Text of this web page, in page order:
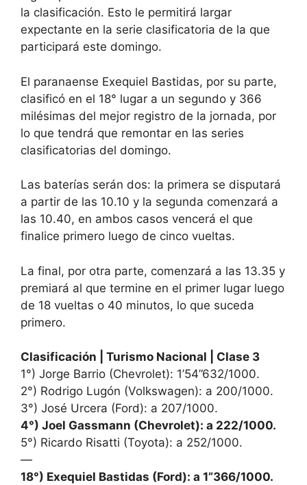
la clasificación. Esto le permitirá largar
expectante en la serie clasificatoria de la que
participará este domingo.
El paranaense Exequiel Bastidas, por su parte,
clasificó en el 18° lugar a un segundo y 366
milésimas del mejor registro de la jornada, por
lo que tendrá que remontar en las series
clasificatorias del domingo.
Las baterías serán dos: la primera se disputará
a partir de las 10.10 y la segunda comenzará a
las 10.40, en ambos casos vencerá el que
finalice primero luego de cinco vueltas.
La final, por otra parte, comenzará a las 13.35 y
premiará al que termine en el primer lugar luego
de 18 vueltas o 40 minutos, lo que suceda
primero.
Clasificación | Turismo Nacional | Clase 3
1°) Jorge Barrio (Chevrolet): 1’54”632/1000.
2°) Rodrigo Lugón (Volkswagen): a 200/1000.
3°) José Urcera (Ford): a 207/1000.
4°) Joel Gassmann (Chevrolet): a 222/1000.
5°) Ricardo Risatti (Toyota): a 252/1000.
—
18°) Exequiel Bastidas (Ford): a 1”366/1000.